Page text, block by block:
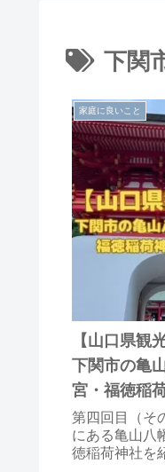
下関
家庭に良いこと
【山口県観
下関市の亀
宮・福徳稲
る
第四回目（そ
にある亀山八
徳稲荷神社を